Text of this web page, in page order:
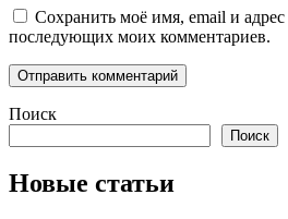
Сохранить моё имя, email и адрес
последующих моих комментариев.
Поиск
Поиск
Новые статьи